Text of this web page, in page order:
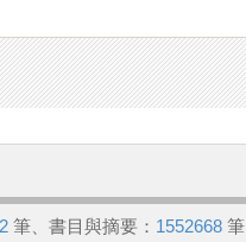
筆、書目與摘要： 1552668 筆